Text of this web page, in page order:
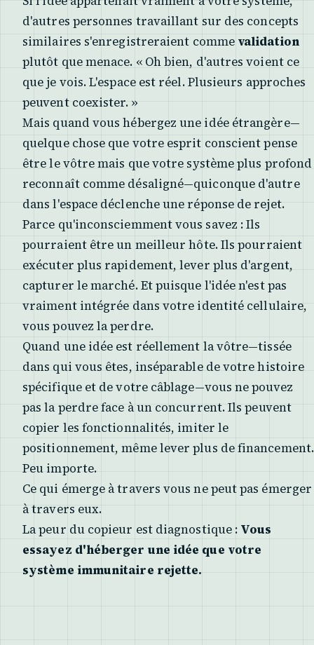
d'autres personnes travaillant sur des concepts
similaires s'enregistreraient comme validation
plutôt que menace. « Oh bien, d'autres voient ce
que je vois. L'espace est réel. Plusieurs approches
peuvent coexister. »
Mais quand vous hébergez une idée étrangère—
quelque chose que votre esprit conscient pense
être le vôtre mais que votre système plus profond
reconnaît comme désaligné—quiconque d'autre
dans l'espace déclenche une réponse de rejet.
Parce qu'inconsciemment vous savez : Ils
pourraient être un meilleur hôte. Ils pourraient
exécuter plus rapidement, lever plus d'argent,
capturer le marché. Et puisque l'idée n'est pas
vraiment intégrée dans votre identité cellulaire,
vous pouvez la perdre.
Quand une idée est réellement la vôtre—tissée
dans qui vous êtes, inséparable de votre histoire
spécifique et de votre câblage—vous ne pouvez
pas la perdre face à un concurrent. Ils peuvent
copier les fonctionnalités, imiter le
positionnement, même lever plus de financement.
Peu importe.
Ce qui émerge à travers vous ne peut pas émerger
à travers eux.
La peur du copieur est diagnostique : Vous
essayez d'héberger une idée que votre
système immunitaire rejette.